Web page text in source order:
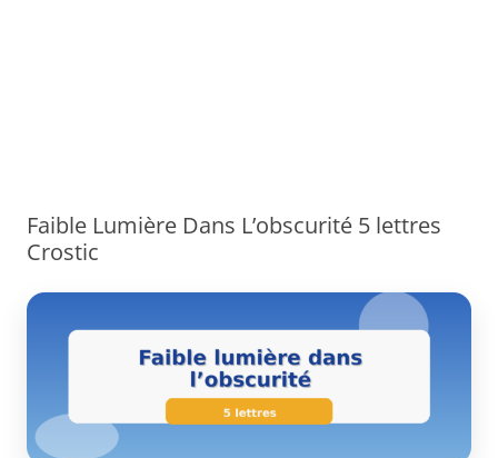
Faible Lumière Dans L’obscurité 5 lettres
Crostic